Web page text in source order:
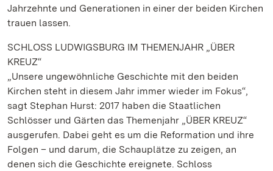
Jahrzehnte und Generationen in einer der beiden Kirchen
trauen lassen.
SCHLOSS LUDWIGSBURG IM THEMENJAHR „ÜBER
KREUZ“
„Unsere ungewöhnliche Geschichte mit den beiden
Kirchen steht in diesem Jahr immer wieder im Fokus“,
sagt Stephan Hurst: 2017 haben die Staatlichen
Schlösser und Gärten das Themenjahr „ÜBER KREUZ“
ausgerufen. Dabei geht es um die Reformation und ihre
Folgen – und darum, die Schauplätze zu zeigen, an
denen sich die Geschichte ereignete. Schloss